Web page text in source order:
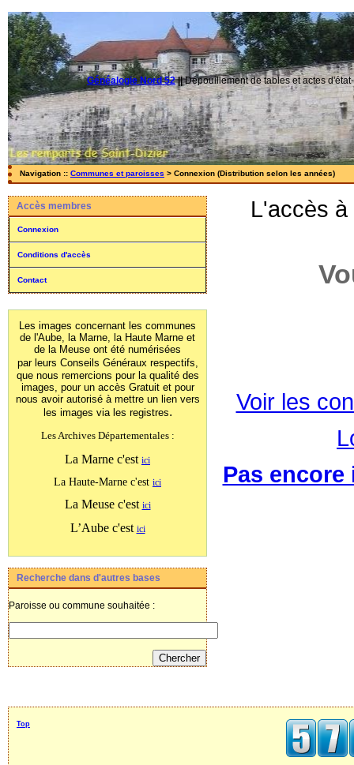
Généalogie Nord 52||Dépouillement de tables et actes
Navigation :: Communes et paroisses > Connexion (Distribution selon les années)
Accès membres
Connexion
Conditions d'accès
Contact
Les images concernant les communes
de l'Aube, la Marne, la Haute Marne et
de la Meuse ont été numérisées
par leurs Conseils Généraux respectifs,
que nous remercions pour la qualité des
images, pour un accès Gratuit et pour
nous avoir autorisé à mettre un lien vers
les images via les registres.
Les Archives Départementales :
La Marne c'est ici
La Haute-Marne c'est ici
La Meuse c'est ici
L’Aube c'est ici
Recherche dans d'autres bases
Paroisse ou commune souhaitée :
L'accès
Voir les
Pas
Top